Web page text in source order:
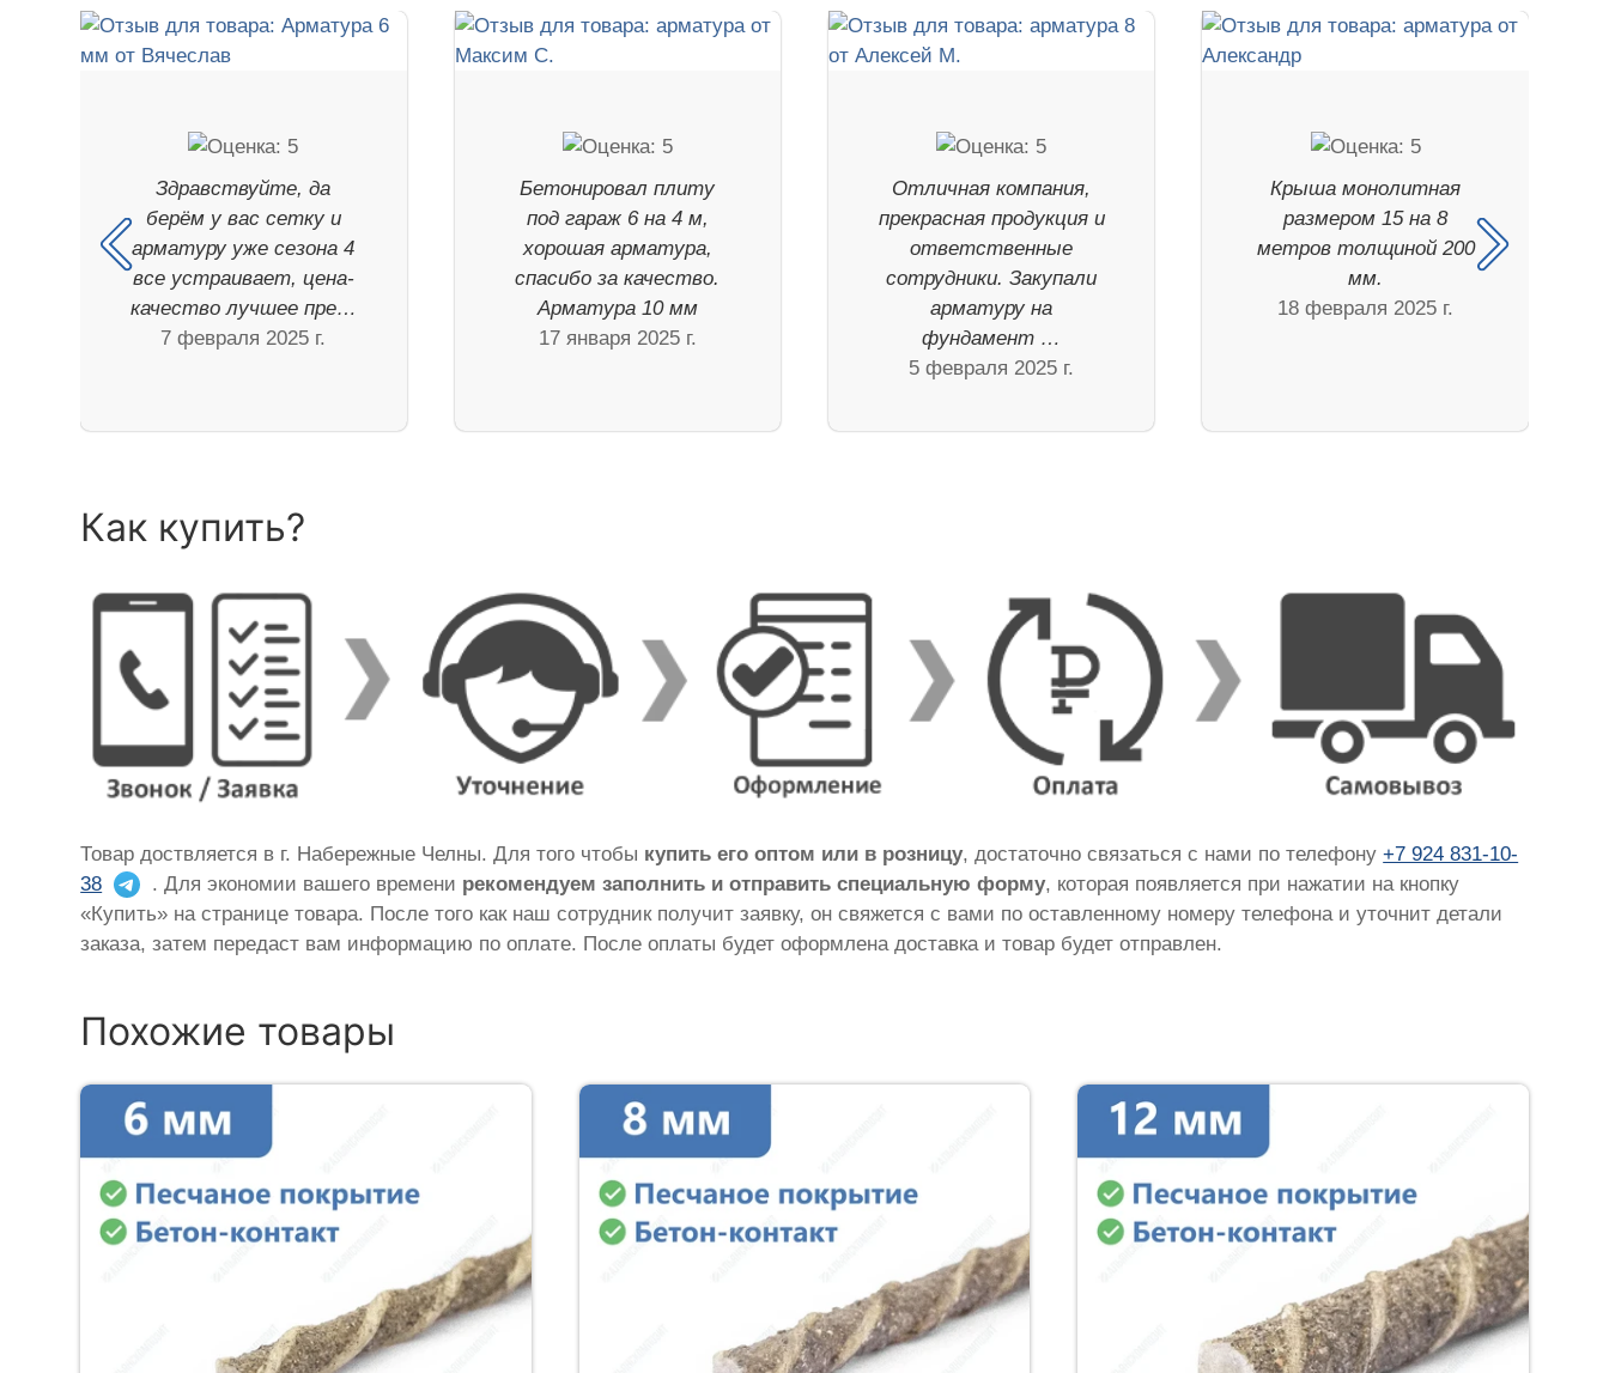
Здравствуйте, да
берём у вас сетку и
арматуру уже сезона 4
все устраивает, цена-
качество лучшее пре…
7 февраля 2025 г.
Бетонировал плиту
под гараж 6 на 4 м,
хорошая арматура,
спасибо за качество.
Арматура 10 мм
17 января 2025 г.
Отличная компания,
прекрасная продукция и
ответственные
сотрудники. Закупали
арматуру на
фундамент …
5 февраля 2025 г.
Крыша монолитная
размером 15 на 8
метров толщиной 200
мм.
18 февраля 2025 г.
Как купить?
Товар доствляется в г. Набережные Челны. Для того чтобы купить его оптом или в розницу, достаточно связаться с нами по телефону+7 924 831-10-
38
. Для экономии вашего времени рекомендуем заполнить и отправить специальную форму, которая появляется при нажатии на кнопку
«Купить» на странице товара. После того как наш сотрудник получит заявку, он свяжется с вами по оставленному номеру телефона и уточнит детали
заказа, затем передаст вам информацию по оплате. После оплаты будет оформлена доставка и товар будет отправлен.
Похожие товары